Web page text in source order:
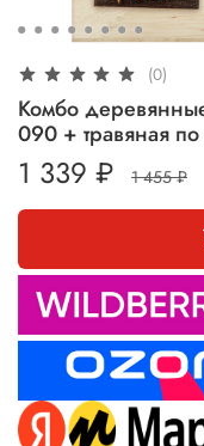
(0)
Комбо
090 + травяная
1 339 ₽ 1 455 ₽